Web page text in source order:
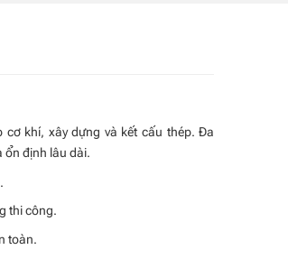
khí, xây dựng và kết cấu thép. Đa
ổn định lâu dài.
thi công.
toàn.